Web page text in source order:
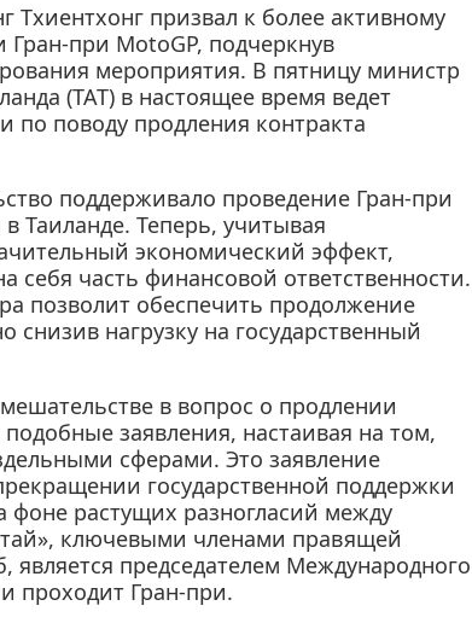
Тхиентхонг призвал к более активному
при MotoGP, подчеркнув
мероприятия. В пятницу министр
(ТАТ) в настоящее время ведет
по поводу продления контракта
поддерживало проведение Гран-при
Таиланде. Теперь, учитывая
экономический эффект,
себя часть финансовой ответственности.
позволит обеспечить продолжение
нагрузку на государственный
в вопрос о продлении
заявления, настаивая на том,
сферами. Это заявление
государственной поддержки
растущих разногласий между
ключевыми членами правящей
председателем Международного
проходит Гран-при.